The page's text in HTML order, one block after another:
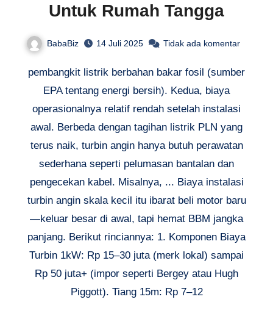
Untuk Rumah Tangga
BabaBiz 14 Juli 2025 Tidak ada komentar
pembangkit listrik berbahan bakar fosil (sumber
EPA tentang energi bersih). Kedua, biaya
operasionalnya relatif rendah setelah instalasi
awal. Berbeda dengan tagihan listrik PLN yang
terus naik, turbin angin hanya butuh perawatan
sederhana seperti pelumasan bantalan dan
pengecekan kabel. Misalnya, ... Biaya instalasi
turbin angin skala kecil itu ibarat beli motor baru
—keluar besar di awal, tapi hemat BBM jangka
panjang. Berikut rinciannya: 1. Komponen Biaya
Turbin 1kW: Rp 15–30 juta (merk lokal) sampai
Rp 50 juta+ (impor seperti Bergey atau Hugh
Piggott). Tiang 15m: Rp 7–12